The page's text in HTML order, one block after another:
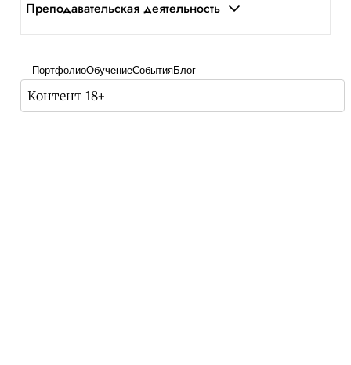
Преподавательская деятельность
ПортфолиоОбучениеСобытияБлог
Контент 18+